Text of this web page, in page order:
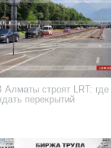
Алматы строят LRT: где
перекрытий